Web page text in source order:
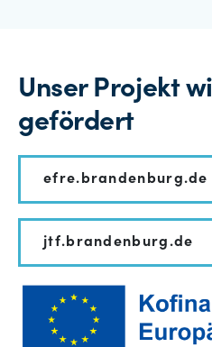
Unser Projekt
gefördert
efre.brandenburg.de
jtf.brandenburg.de